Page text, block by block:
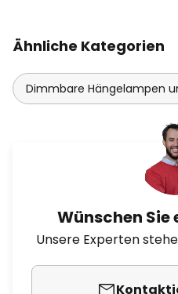
Ähnliche Kategorien
Dimmbare Hängelampen
Wünschen Sie
Unsere Experten